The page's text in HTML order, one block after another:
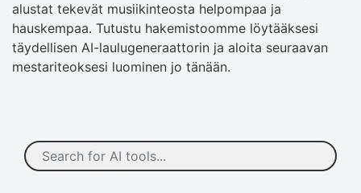
alustat tekevät musiikinteosta helpompaa ja
hauskempaa. Tutustu hakemistoomme löytääksesi
täydellisen AI-laulugeneraattorin ja aloita seuraavan
mestariteoksesi luominen jo tänään.